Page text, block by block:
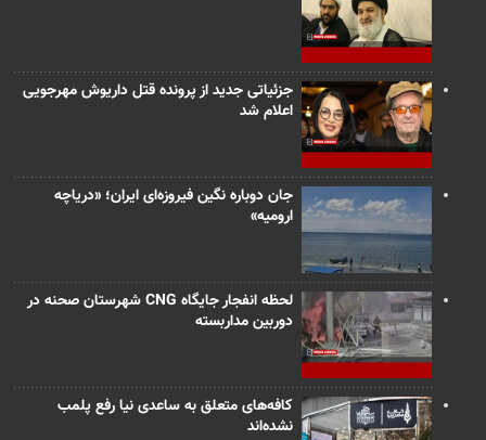
جزئیاتی جدید از پرونده قتل داریوش مهرجویی
اعلام شد
جان دوباره نگین فیروزه‌ای ایران؛ «دریاچه
ارومیه»
لحظه انفجار جایگاه CNG شهرستان صحنه در
دوربین مداربسته
کافه‌های متعلق به ساعدی نیا رفع پلمب
نشده‌اند